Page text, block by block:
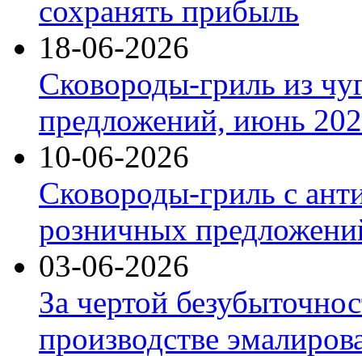
сохранять прибыль
18-06-2026
Сковороды-гриль из
предложений, июнь
10-06-2026
Сковороды-гриль с
розничных
03-06-2026
За чертой
производстве